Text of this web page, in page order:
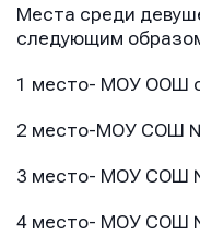
Места среди
следующим
1 место- МОУ ООШ
2 место-МОУ СОШ
3 место- МОУ СОШ
4 место- МОУ СОШ